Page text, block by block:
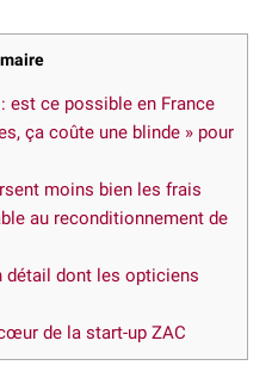
est ce possible en France
ça coûte une blinde » pour
moins bien les frais
au reconditionnement de
détail dont les opticiens
de la start-up ZAC